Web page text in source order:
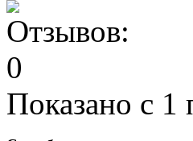
Показано с 1